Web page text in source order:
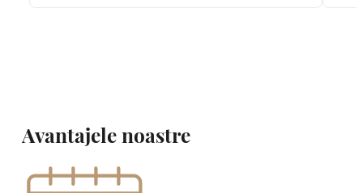
Avantajele noastre